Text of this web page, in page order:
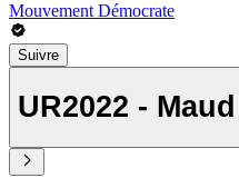
Mouvement Démocrate
Suivre
UR2022 -